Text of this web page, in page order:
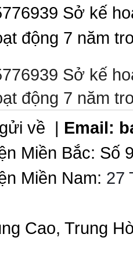
Sở kế
động 7 năm
Sở kế
động 7 năm
về | Email:
Miền Bắc:
Miền Nam: 27
Cao, Trung